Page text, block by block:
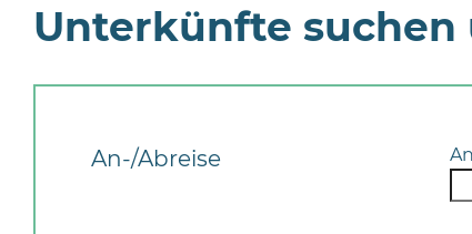
Unterkünfte suchen
An-/Abreise